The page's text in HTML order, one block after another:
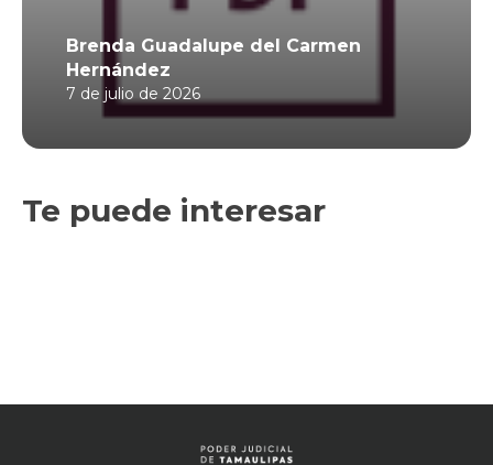
Brenda Guadalupe del Carmen
Hernández
7 de julio de 2026
Te puede interesar